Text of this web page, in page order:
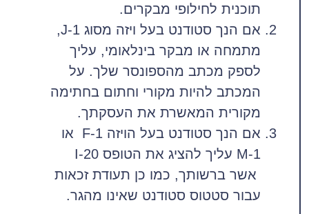
תוכנית לחילופי מבקרים.
אם הנך סטודנט בעל ויזה מסוג J-1,
מתמחה או מבקר בינלאומי, עליך
לספק מכתב מהספונסר שלך. על
המכתב להיות מקורי וחתום בחתימה
מקורית המאשרת את העסקתך.
אם הנך סטודנט בעל הויזה F-1 או
M-1 עליך להציג את הטופס I-20
אשר ברשותך, כמו כן תעודת זכאות
עבור סטטוס סטודנט שאינו מהגר.